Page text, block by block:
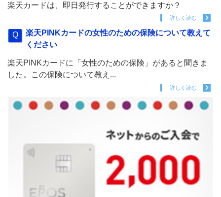
楽天カードは、即日発行することができますか？
詳しく読む
楽天PINKカードの女性のための保険について教えて
ください
楽天PINKカードに「女性のための保険」があると聞きま
した。この保険について教え...
詳しく読む